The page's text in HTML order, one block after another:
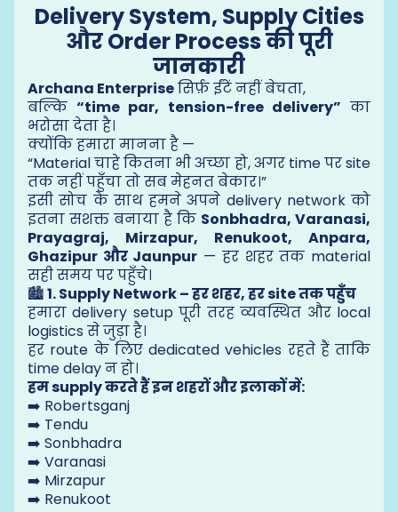
Delivery System, Supply Cities
और Order Process की पूरी
जानकारी
Archana Enterpriseसिर्फ़ ईंटें नहीं बेचता,
बल्कि“time par, tension-free delivery” का
भरोसा देता है।
क्योंकि हमारा मानना है —
“Material चाहे कितना भी अच्छा हो, अगर time पर site
तक नहीं पहुँचा तो सब मेहनत बेकार।”
इसी सोच के साथ हमने अपने delivery network को
इतना सशक्त बनाया है कि Sonbhadra, Varanasi,
Prayagraj, Mirzapur, Renukoot, Anpara,
Ghazipur और Jaunpur — हर शहर तक material
सही समय पर पहुँचे।
🏙️1. Supply Network – हर शहर, हर site तक पहुँच
हमारा delivery setup पूरी तरह व्यवस्थित और local
logistics से जुड़ा है।
हर route के लिए dedicated vehicles रहते हैं ताकि
time delay न हो।
हम supply करते हैं इन शहरों और इलाकों में:
➡️ Robertsganj
➡️ Tendu
➡️ Sonbhadra
➡️ Varanasi
➡️ Mirzapur
➡️ Renukoot